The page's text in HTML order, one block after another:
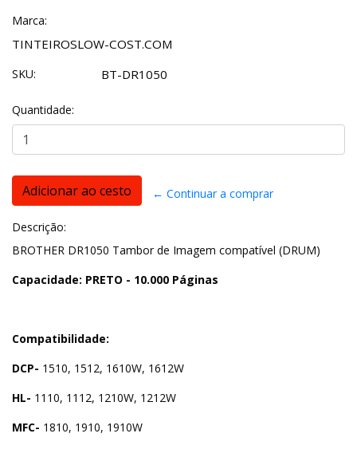
Marca:
TINTEIROSLOW-COST.COM
SKU: BT-DR1050
Quantidade:
← Continuar a comprar
Descrição:
BROTHER DR1050 Tambor de Imagem compatível (DRUM)
Capacidade: PRETO - 10.000 Páginas
Compatibilidade:
DCP- 1510, 1512, 1610W, 1612W
HL- 1110, 1112, 1210W, 1212W
MFC- 1810, 1910, 1910W